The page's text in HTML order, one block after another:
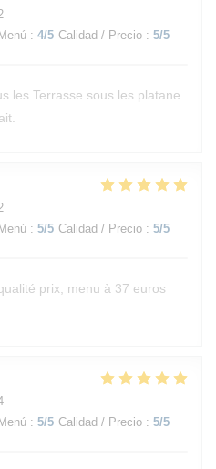
Menú : 4/5 Calidad / Precio : 5/5
les Terrasse sous les platane
Menú : 5/5 Calidad / Precio : 5/5
prix, menu à 37 euros
Menú : 5/5 Calidad / Precio : 5/5